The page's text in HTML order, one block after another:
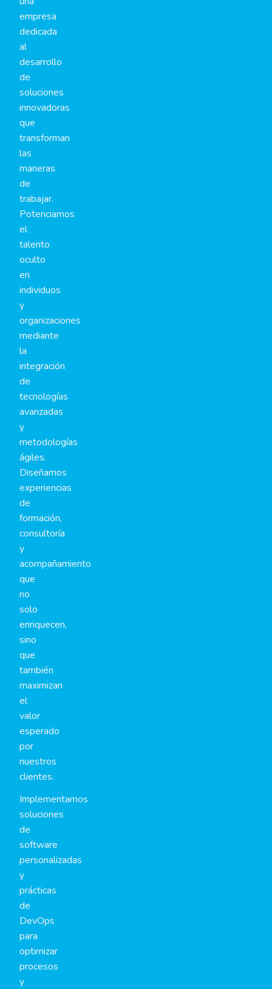
empresa
dedicada
al
desarrollo
de
soluciones
innovadoras
que
transforman
las
maneras
de
trabajar.
Potenciamos
el
talento
oculto
en
individuos
y
organizaciones
mediante
la
integración
de
tecnologías
avanzadas
y
metodologías
ágiles.
Diseñamos
experiencias
de
formación,
consultoría
y
acompañamiento
que
no
solo
enriquecen,
sino
que
también
maximizan
el
valor
esperado
por
nuestros
clientes.
Implementamos
soluciones
de
software
personalizadas
y
prácticas
de
DevOps
para
optimizar
procesos
y